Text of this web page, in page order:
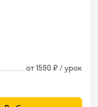
от 1590 ₽ / урок